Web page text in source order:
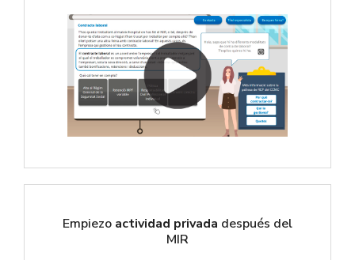
Empiezo actividad privada después del
MIR